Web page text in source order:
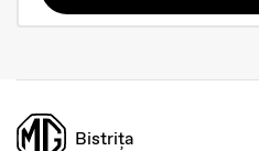
Bistrița